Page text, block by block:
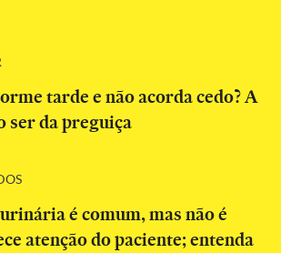
tarde e não acorda cedo? A
ser da preguiça
é comum, mas não é
atenção do paciente; entenda